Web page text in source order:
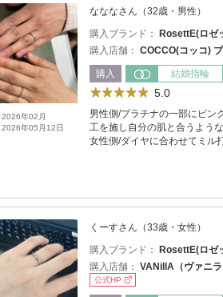
2026年02月
2026年05月12日
なななさん（32歳・男性）
購入ブランド： RosettE(ロゼ
購入店舗： COCCO(コッコ)
購入 結婚指輪
5.0
男性側/プラチナの一部にピン
工を施し自分の肌と合うよう
女性側/ダイヤに合わせてミル
くーすさん（33歳・女性）
購入ブランド： RosettE(ロゼ
購入店舗： VANillA（ヴァニ
公式HP